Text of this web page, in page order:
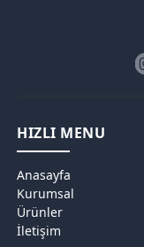
HIZLI MENU
Anasayfa
Kurumsal
Ürünler
İletişim